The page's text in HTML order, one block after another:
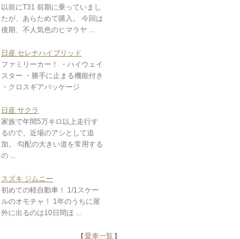
以前にT31 前期に乗っていまし
たが、あらためて購入。 今回は
後期、不人気色のヒマラヤ ...
日産 セレナハイブリッド
ファミリーカー！ ・ハイウェイ
スター ・勝手に止まる機能付き
・クロスギアパッケージ
日産 サクラ
家族で年間5万キロ以上走行す
るので、近場のアシとして追
加。 勾配の大きい道を常用する
の ...
スズキ ジムニー
初めての軽自動車！ 1/1スケー
ルのオモチャ！ 1年のうちに屋
外に出るのは10日間ほ ...
[愛車一覧 ]